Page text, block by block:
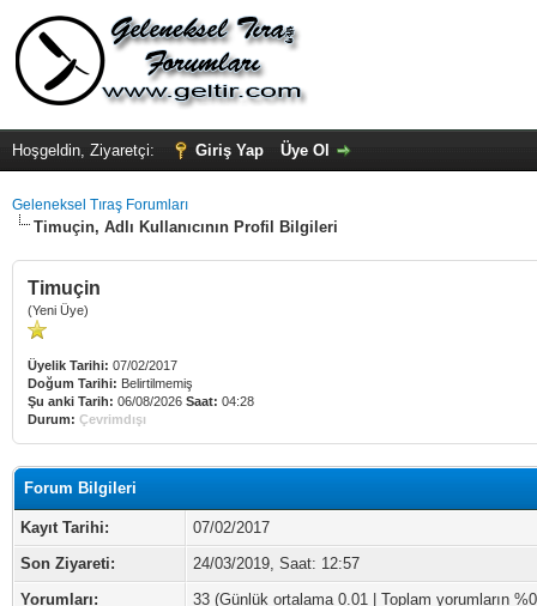
Hoşgeldin, Ziyaretçi: Giriş Yap Üye Ol
Geleneksel Tıraş Forumları
Timuçin, Adlı Kullanıcının Profil Bilgileri
Timuçin
(Yeni Üye)
Üyelik Tarihi: 07/02/2017
Doğum Tarihi: Belirtilmemiş
Şu anki Tarih: 06/08/2026 Saat: 04:28
Durum: Çevrimdışı
Forum Bilgileri
Kayıt Tarihi:
07/02/2017
Son Ziyareti:
24/03/2019, Saat: 12:57
Yorumları:
33 (Günlük ortalama 0.01 | Toplam yorumların